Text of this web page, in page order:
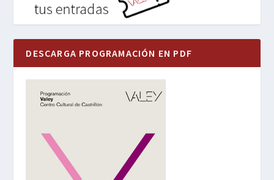
DESCARGA PROGRAMACIÓN EN PDF